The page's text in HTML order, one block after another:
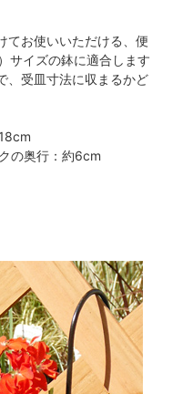
てお使いいただける、便
サイズの鉢に適合します
、受皿寸法に収まるかど
の奥行：約6cm